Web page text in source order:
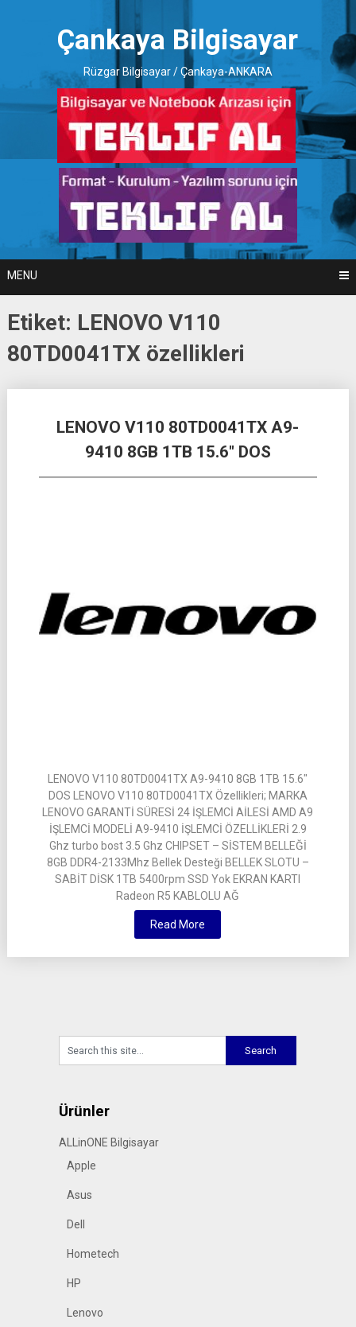
Çankaya Bilgisayar
Rüzgar Bilgisayar / Çankaya-ANKARA
MENU
Etiket: LENOVO V110
80TD0041TX özellikleri
LENOVO V110 80TD0041TX A9-
9410 8GB 1TB 15.6″ DOS
LENOVO V110 80TD0041TX A9-9410 8GB 1TB 15.6″
DOS LENOVO V110 80TD0041TX Özellikleri; MARKA
LENOVO GARANTİ SÜRESİ 24 İŞLEMCİ AİLESİ AMD A9
İŞLEMCİ MODELİ A9-9410 İŞLEMCİ ÖZELLİKLERİ 2.9
Ghz turbo bost 3.5 Ghz CHIPSET – SİSTEM BELLEĞİ
8GB DDR4-2133Mhz Bellek Desteği BELLEK SLOTU –
SABİT DİSK 1TB 5400rpm SSD Yok EKRAN KARTI
Radeon R5 KABLOLU AĞ
Read More
navigation
Ürünler
ALLinONE Bilgisayar
Apple
Asus
Dell
Hometech
HP
Lenovo